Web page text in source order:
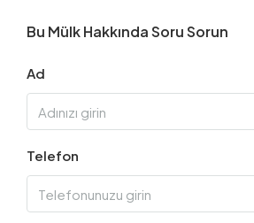
Bu Mülk Hakkında Soru Sorun
Ad
Telefon